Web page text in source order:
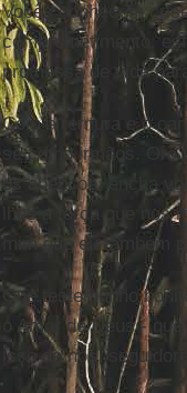
Vocês conhecem
comprometimento,
promessa de vida
Com a ternura e o
se como irmãos. Oro
os abençoe, encha
lhes a força que nos
mim que eu também
Que testemunho
o Amor de Deus -
isso de nós,